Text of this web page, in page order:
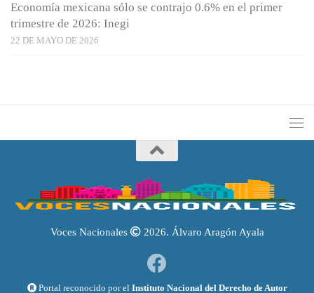
Economía mexicana sólo se contrajo 0.6% en el primer
trimestre de 2026: Inegi
22 DE MAYO DE 2026
Voces Nacionales 2026. Álvaro Aragón Ayala
Portal reconocido por el Instituto Nacional del Derecho de Autor